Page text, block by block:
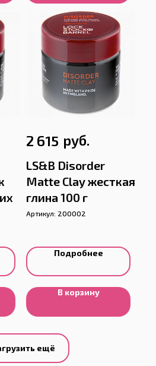
2 615 руб.
LS&B Disorder
Matte Clay жесткая
глина 100 г
Артикул: 200002
Подробнее
В корзину
ещё